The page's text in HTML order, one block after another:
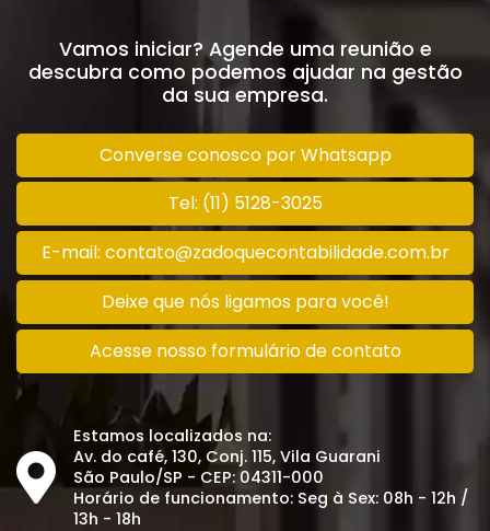
Vamos iniciar? Agende uma reunião e
descubra como podemos ajudar na gestão
da sua empresa.
Converse conosco por Whatsapp
Tel: (11) 5128-3025
E-mail: contato@zadoquecontabilidade.com.br
Deixe que nós ligamos para você!
Acesse nosso formulário de contato
Estamos localizados na:
Av. do café, 130, Conj. 115, Vila Guarani
São Paulo/SP - CEP: 04311-000
Horário de funcionamento: Seg à Sex: 08h - 12h /
13h - 18h